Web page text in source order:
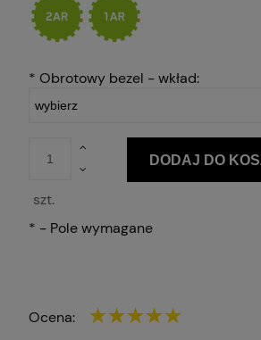
* Obrotowy bezel - wkład:
szt.
DODAJ DO
* - Pole wymagane
Ocena: